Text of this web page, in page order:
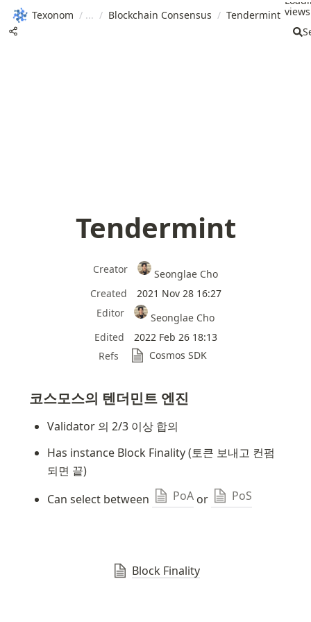
Texonom / / Blockchain Consensus / Tendermint
Tendermint
Creator
Seonglae Cho
Created
2021 Nov 28 16:27
Editor
Seonglae Cho
Edited
2022 Feb 26 18:13
Refs
Cosmos SDK
코스모스의 텐더민트 엔진
Validator 의 2/3 이상 합의
Has instance Block Finality (토큰 보내고 컨펌
되면 끝)
Can select between
PoA or PoS
Block Finality